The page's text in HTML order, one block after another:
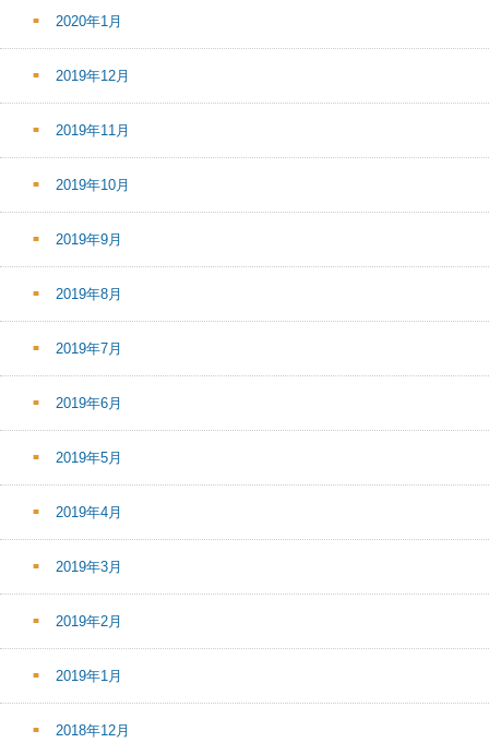
2020年1月
2019年12月
2019年11月
2019年10月
2019年9月
2019年8月
2019年7月
2019年6月
2019年5月
2019年4月
2019年3月
2019年2月
2019年1月
2018年12月